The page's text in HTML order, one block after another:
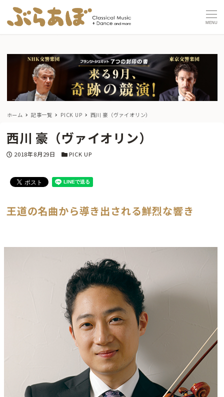
MENU
ホーム 記事一覧 PICK UP 西川 豪（ヴァイオリン）
西川 豪（ヴァイオリン）
投稿日
2018年8月29日 カテゴリー
PICK UP
王道の名曲から導き出される鮮烈な響き